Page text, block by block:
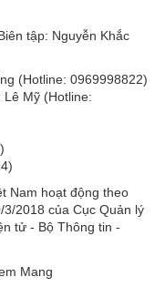
tập: Nguyễn Khắc
(Hotline: 0969998822)
Lê Mỹ (Hotline:
Nam hoạt động theo
2018 của Cục Quản lý
tử - Bộ Thông tin -